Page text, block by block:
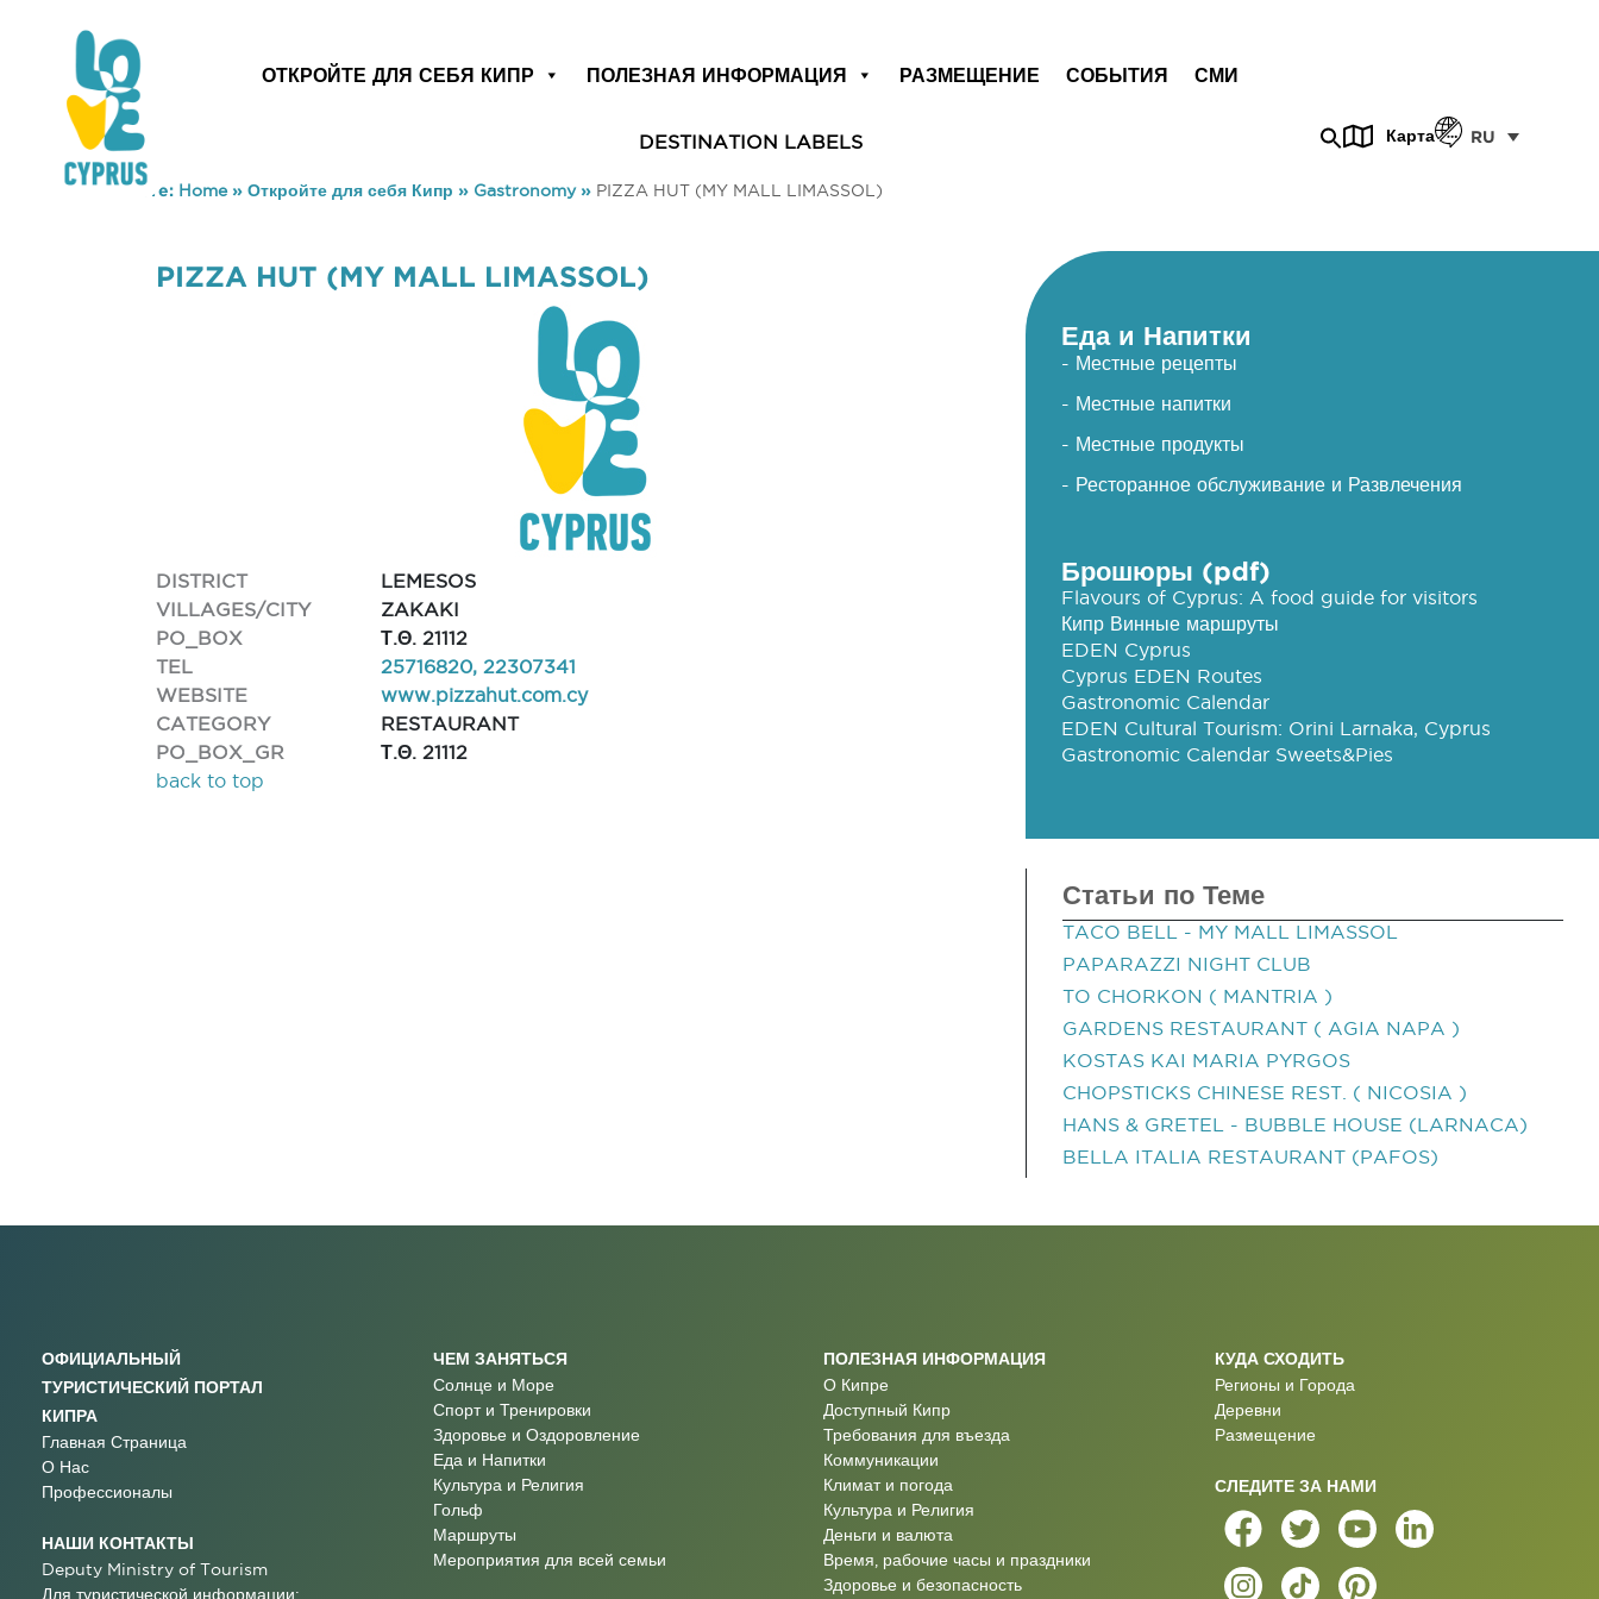
ОТКРОЙТЕ ДЛЯ СЕБЯ КИПР ПОЛЕЗНАЯ ИНФОРМАЦИЯ РАЗМЕЩЕНИЕ СОБЫТИЯ СМИ
DESTINATION LABELS Карта RU
You are here: Home» Откройте для себя Кипр » Gastronomy» PIZZA HUT (MY MALL LIMASSOL)
PIZZA HUT (MY MALL LIMASSOL)
DISTRICT
LEMESOS
VILLAGES/CITY
ZAKAKI
PO_BOX
Τ.Θ. 21112
TEL
25716820, 22307341
WEBSITE
www.pizzahut.com.cy
CATEGORY
RESTAURANT
PO_BOX_GR
Τ.Θ. 21112
back to top
Еда и Напитки
- Местные рецепты
- Местные напитки
- Местные продукты
- Ресторанное обслуживание и Развлечения
Брошюры (pdf)
Flavours of Cyprus: A food guide for visitors
Кипр Винные маршруты
EDEN Cyprus
Cyprus EDEN Routes
Gastronomic Calendar
EDEN Cultural Tourism: Orini Larnaka, Cyprus
Gastronomic Calendar Sweets&Pies
Статьи по Теме
TACO BELL - MY MALL LIMASSOL
PAPARAZZI NIGHT CLUB
TO CHORKON ( MANTRIA )
GARDENS RESTAURANT ( AGIA NAPA )
KOSTAS KAI MARIA PYRGOS
CHOPSTICKS CHINESE REST. ( NICOSIA )
HANS & GRETEL - BUBBLE HOUSE (LARNACA)
BELLA ITALIA RESTAURANT (PAFOS)
ОФИЦИАЛЬНЫЙ
ТУРИСТИЧЕСКИЙ ПОРТАЛ
КИПРА
Главная Страница
О Нас
Профессионалы
НАШИ КОНТАКТЫ
Deputy Ministry of Tourism
Для туристической информации:
ЧЕМ ЗАНЯТЬСЯ
Солнце и Море
Спорт и Тренировки
Здоровье и Оздоровление
Еда и Напитки
Культура и Религия
Гольф
Маршруты
Мероприятия для всей семьи
ПОЛЕЗНАЯ ИНФОРМАЦИЯ
О Кипре
Доступный Кипр
Требования для въезда
Коммуникации
Климат и погода
Культура и Религия
Деньги и валюта
Время, рабочие часы и праздники
Здоровье и безопасность
КУДА СХОДИТЬ
Регионы и Города
Деревни
Размещение
СЛЕДИТЕ ЗА НАМИ